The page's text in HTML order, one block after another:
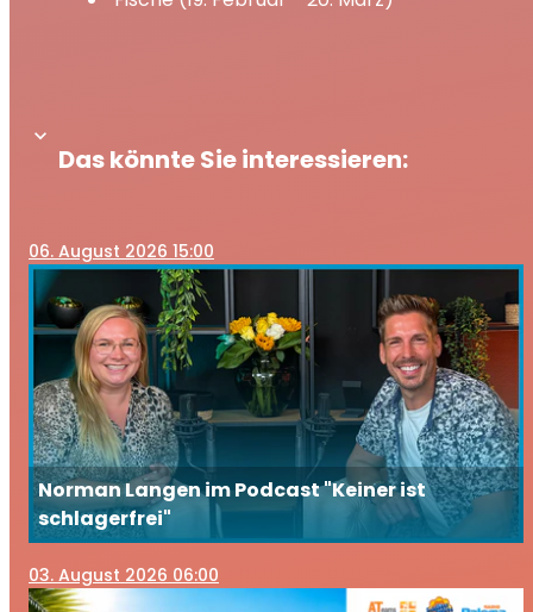
keyboard_arrow_down
Das könnte Sie interessieren:
06. August 2026 15:00
Norman Langen im Podcast "Keiner ist
schlagerfrei"
03. August 2026 06:00